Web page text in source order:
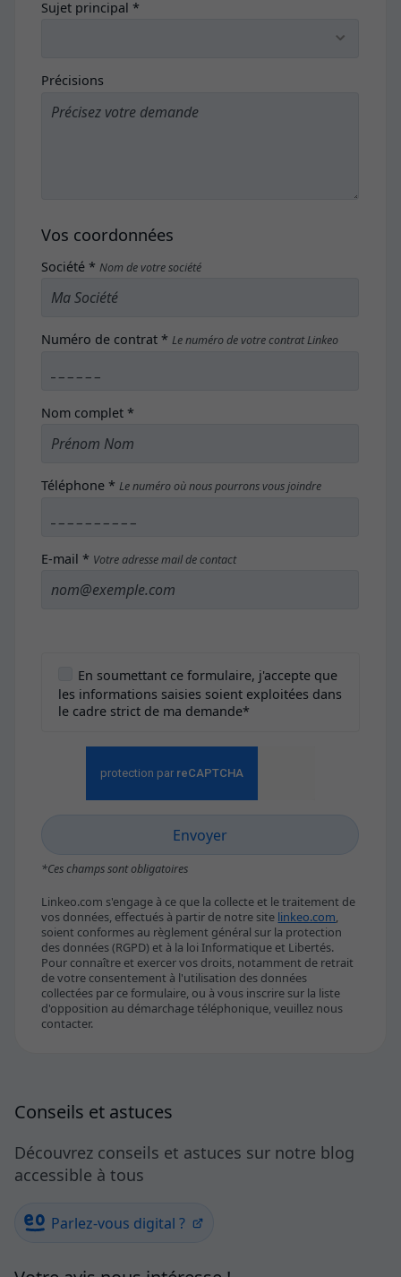
Sujet principal *
Précisions
Vos coordonnées
Société *Nom de votre société
Numéro de contrat *Le numéro de votre contrat Linkeo
Nom complet *
Téléphone *Le numéro où nous pourrons vous joindre
E-mail * Votre adresse mail de contact
En soumettant ce formulaire, j'accepte que
les informations saisies soient exploitées dans
le cadre strict de ma demande*
*Ces champs sont obligatoires
Linkeo.com s'engage à ce que la collecte et le traitement de
vos données, effectués à partir de notre site linkeo.com,
soient conformes au règlement général sur la protection
des données (RGPD) et à la loi Informatique et Libertés.
Pour connaître et exercer vos droits, notamment de retrait
de votre consentement à l'utilisation des données
collectées par ce formulaire, ou à vous inscrire sur la liste
d'opposition au démarchage téléphonique, veuillez nous
contacter.
Conseils et astuces
Découvrez conseils et astuces sur notre blog
accessible à tous
Parlez-vous digital ?